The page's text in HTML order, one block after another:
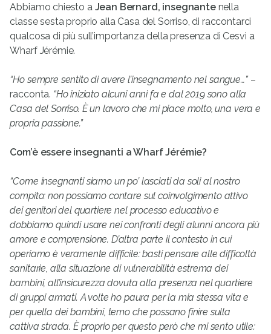
Abbiamo chiesto a Jean Bernard, insegnantenella
classe sesta proprio alla Casa del Sorriso, di raccontarci
qualcosa di più sull’importanza della presenza di Cesvi a
Wharf Jérémie.
“Ho sempre sentito di avere l’insegnamento nel sangue…”–
racconta. “Ho iniziato alcuni anni fa e dal 2019 sono alla
Casa del Sorriso. È un lavoro che mi piace molto, una vera e
propria passione.”
Com’è essere insegnanti a Wharf Jérémie?
“Come insegnanti siamo un po’ lasciati da soli al nostro
compito: non possiamo contare sul coinvolgimento attivo
dei genitori del quartiere nel processo educativo e
dobbiamo quindi usare nei confronti degli alunni ancora più
amore e comprensione. D’altra parte il contesto in cui
operiamo è veramente difficile: basti pensare alle difficoltà
sanitarie, alla situazione di vulnerabilità estrema dei
bambini, all’insicurezza dovuta alla presenza nel quartiere
di gruppi armati. A volte ho paura per la mia stessa vita e
per quella dei bambini, temo che possano finire sulla
cattiva strada. È proprio per questo però che mi sento utile: